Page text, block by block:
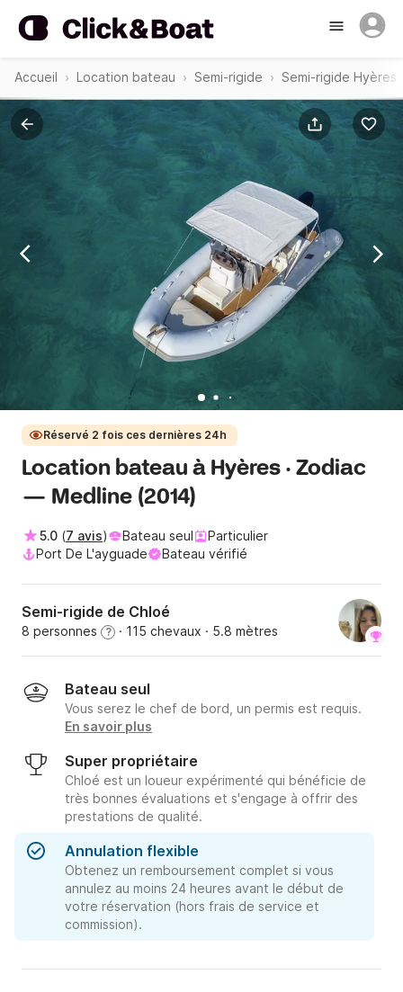
Accueil Location bateau Semi-rigide Semi-rigide Hyères
Réservé 2 fois ces dernières 24h
Location bateau à Hyères · Zodiac
— Medline (2014)
5.0 (7 avis) Bateau seul
Particulier
Port De L'ayguade
Bateau vérifié
Semi-rigide de Chloé
8 personnes ? · 115 chevaux · 5.8 mètres
Bateau seul
Vous serez le chef de bord, un permis est requis.
En savoir plus
Super propriétaire
Chloé est un loueur expérimenté qui bénéficie de
très bonnes évaluations et s'engage à offrir des
prestations de qualité.
Annulation flexible
Obtenez un remboursement complet si vous
annulez au moins 24 heures avant le début de
votre réservation (hors frais de service et
commission).